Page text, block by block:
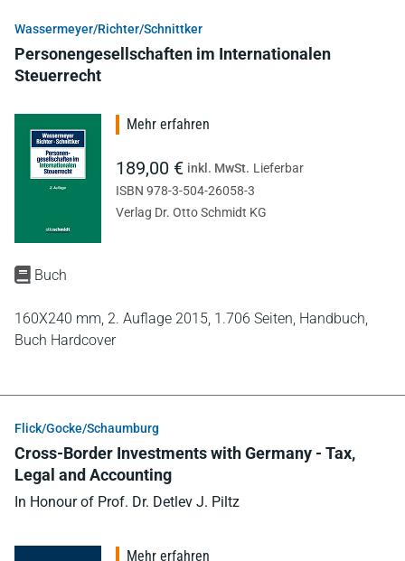
Wassermeyer/Richter/Schnittker
Personengesellschaften im Internationalen
Steuerrecht
Buch
160X240 mm, 2. Auflage 2015, 1.706 Seiten, Handbuch,
Buch Hardcover
Mehr erfahren
189,00 € inkl. MwSt. Lieferbar
ISBN 978-3-504-26058-3
Verlag Dr. Otto Schmidt KG
Flick/Gocke/Schaumburg
Cross-Border Investments with Germany - Tax,
Legal and Accounting
In Honour of Prof. Dr. Detlev J. Piltz
Mehr erfahren